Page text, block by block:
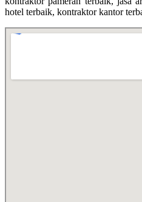
hotel terbaik, kontraktor kantor